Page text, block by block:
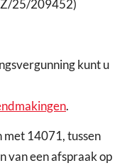
25/209452)
kunt u
.
met 14071, tussen
van een afspraak op